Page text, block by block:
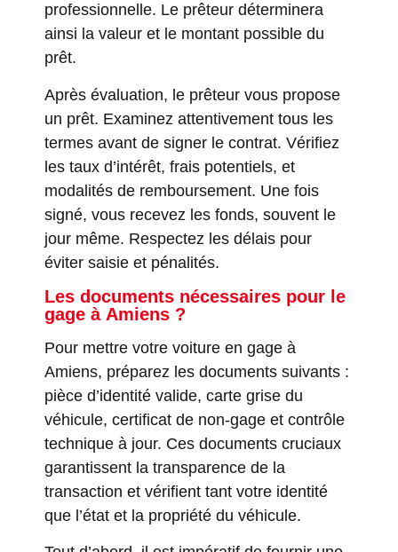
professionnelle. Le prêteur déterminera
ainsi la valeur et le montant possible du
prêt.
Après évaluation, le prêteur vous propose
un prêt. Examinez attentivement tous les
termes avant de signer le contrat. Vérifiez
les taux d’intérêt, frais potentiels, et
modalités de remboursement. Une fois
signé, vous recevez les fonds, souvent le
jour même. Respectez les délais pour
éviter saisie et pénalités.
Les documents nécessaires pour le
gage à Amiens ?
Pour mettre votre voiture en gage à
Amiens, préparez les documents suivants :
pièce d’identité valide, carte grise du
véhicule, certificat de non-gage et contrôle
technique à jour. Ces documents cruciaux
garantissent la transparence de la
transaction et vérifient tant votre identité
que l’état et la propriété du véhicule.